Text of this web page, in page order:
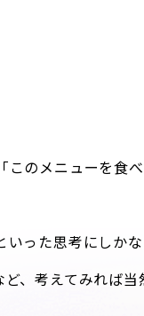
のメニューを食
った思考にしかな
、考えてみれば